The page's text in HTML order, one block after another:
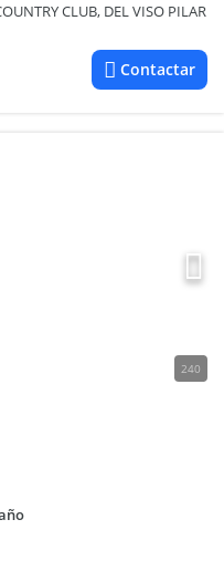
CLUB, DEL VISO PILAR
Contactar
240